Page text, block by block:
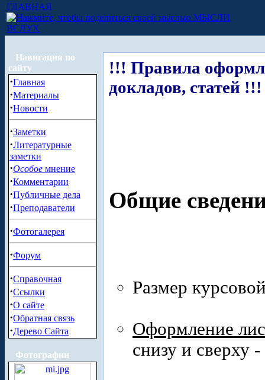
ГЛАВНАЯ
МЫСЛИ
ВСЛУХ
Навигация по
сайту
·Главная
·Материалы
·Новости
·Заметки
·Литературные
заметки
·Особое мнение
·Комментарии
·Публичные дела
·Преподаватели
·Фотогалерея
·Форум
·Справочная
·Ссылки
·О сайте
·Обратная связь
·Дерево Сайта
Фотографии
!!! Правила
докладов, статей !!!
Общие
Размер
Оформление
снизу и сверху